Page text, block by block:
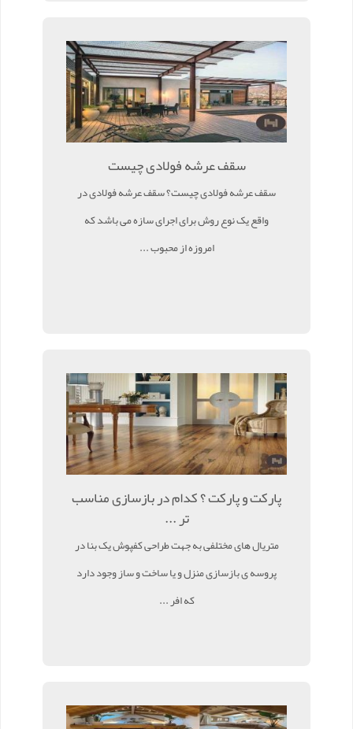
سقف عرشه فولادی چیست
سقف عرشه فولادی چیست؟ سقف عرشه فولادی در
واقع یک نوع روش برای اجرای سازه می باشد که
امروزه از محبوب ...
پارکت و پارکت ؟ کدام در بازسازی مناسب
تر ...
متریال های مختلفی به جهت طراحی کفپوش یک بنا در
پروسه ی بازسازی منزل و یا ساخت و ساز وجود دارد
که افر ...